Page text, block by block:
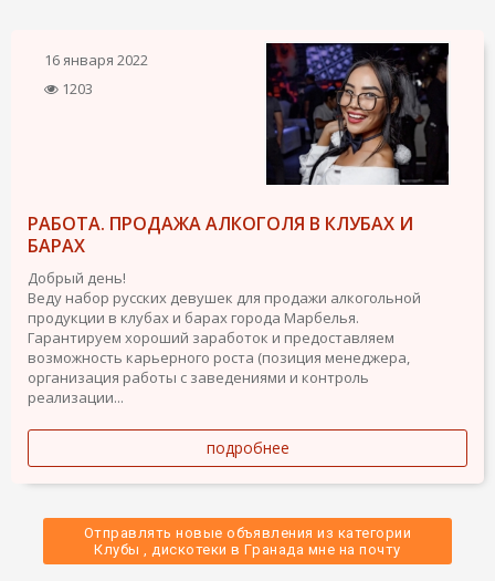
16 января 2022
1203
РАБОТА. ПРОДАЖА АЛКОГОЛЯ В КЛУБАХ И
БАРАХ
Добрый день!
Веду набор русских девушек для продажи алкогольной
продукции в клубах и барах города Марбелья.
Гарантируем хороший заработок и предоставляем
возможность карьерного роста (позиция менеджера,
организация работы с заведениями и контроль
реализации...
подробнее
Отправлять новые объявления из категории
Клубы , дискотеки в Гранада мне на почту